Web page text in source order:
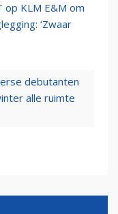
KLM E&M om
‘Zwaar
debutanten
alle ruimte